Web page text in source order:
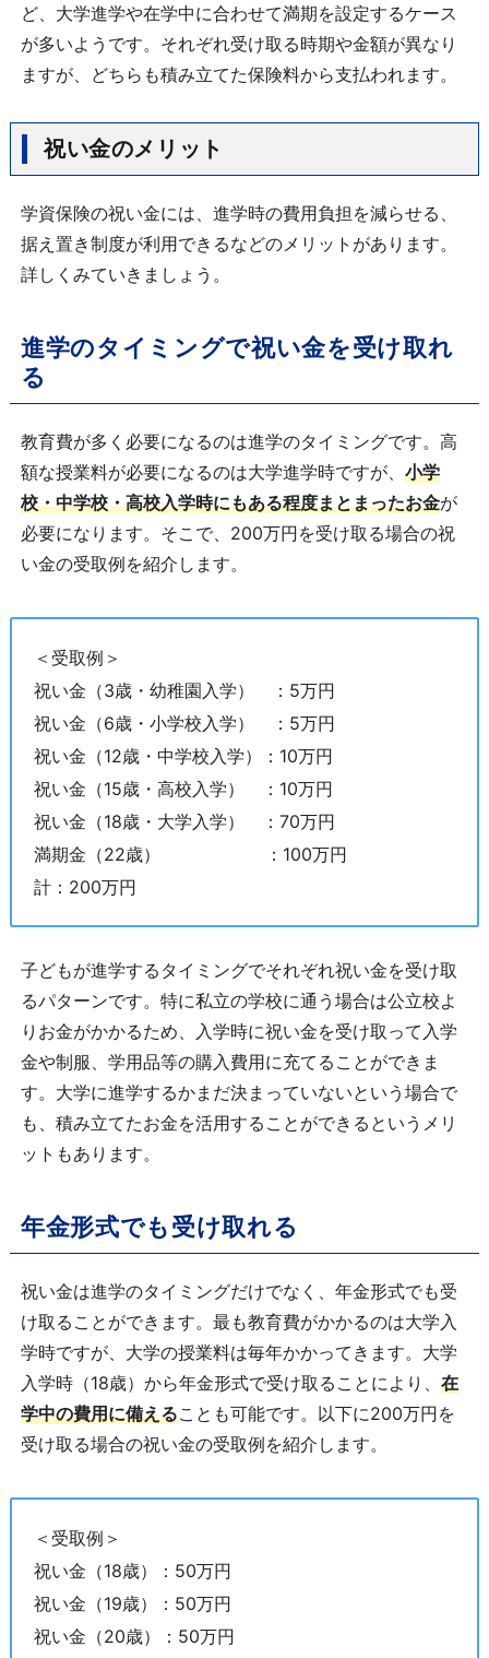
ど、大学進学や在学中に合わせて満期を設定するケース
が多いようです。それぞれ受け取る時期や金額が異なり
ますが、どちらも積み立てた保険料から支払われます。
祝い金のメリット
学資保険の祝い金には、進学時の費用負担を減らせる、
据え置き制度が利用できるなどのメリットがあります。
詳しくみていきましょう。
進学のタイミングで祝い金を受け取れ
る
教育費が多く必要になるのは進学のタイミングです。高
額な授業料が必要になるのは大学進学時ですが、 小学
校・中学校・高校入学時にもある程度まとまったお金が
必要になります。そこで、200万円を受け取る場合の祝
い金の受取例を紹介します。
＜受取例＞
祝い金（3歳・幼稚園入学） ：5万円
祝い金（6歳・小学校入学） ：5万円
祝い金（12歳・中学校入学）：10万円
祝い金（15歳・高校入学） ：10万円
祝い金（18歳・大学入学） ：70万円
満期金（22歳） ：100万円
計：200万円
子どもが進学するタイミングでそれぞれ祝い金を受け取
るパターンです。特に私立の学校に通う場合は公立校よ
りお金がかかるため、入学時に祝い金を受け取って入学
金や制服、学用品等の購入費用に充てることができま
す。大学に進学するかまだ決まっていないという場合で
も、積み立てたお金を活用することができるというメリ
ットもあります。
年金形式でも受け取れる
祝い金は進学のタイミングだけでなく、年金形式でも受
け取ることができます。最も教育費がかかるのは大学入
学時ですが、大学の授業料は毎年かかってきます。大学
入学時（18歳）から年金形式で受け取ることにより、 在
学中の費用に備えることも可能です。以下に200万円を
受け取る場合の祝い金の受取例を紹介します。
＜受取例＞
祝い金（18歳）：50万円
祝い金（19歳）：50万円
祝い金（20歳）：50万円